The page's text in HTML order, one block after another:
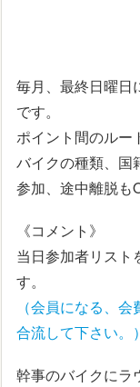
毎月、最終日曜日
です。
ポイント間のルー
バイクの種類、国
参加、途中離脱も
《コメント》
当日参加者リスト
す。
（会員になる、
合流して下さい。）
幹事のバイクにラ